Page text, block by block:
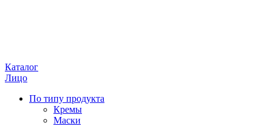
Каталог
Лицо
По типу продукта
Кремы
Маски